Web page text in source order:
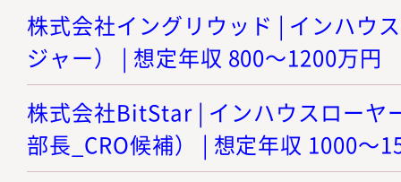
株式会社イングリウッド | インハウ
ジャー） | 想定年収 800～1200万円
株式会社BitStar | インハウスローヤ
部長_CRO候補） | 想定年収 1000～